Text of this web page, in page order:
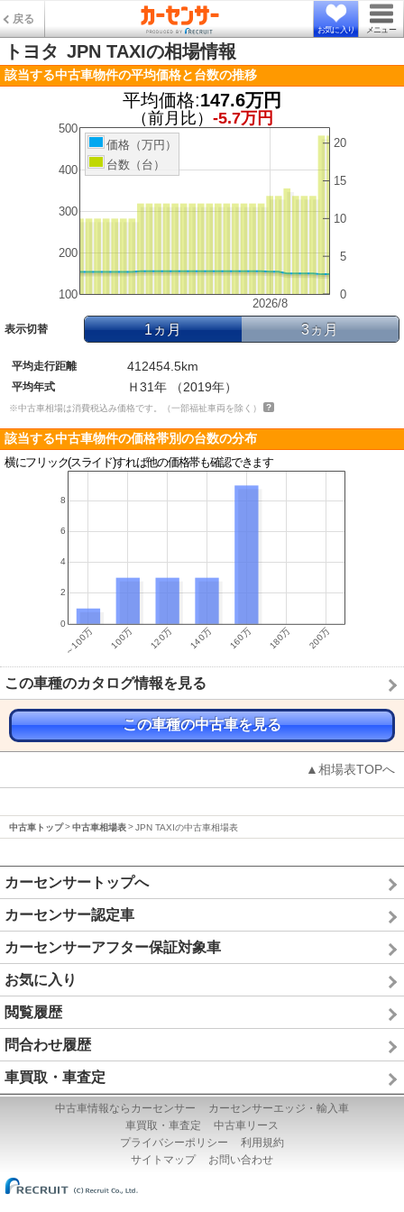
戻る
お気に入り メニュー
トヨタ JPN TAXIの相場情報
該当する中古車物件の平均価格と台数の推移
平均価格:147.6万円
（前月比） -5.7万円
2026/8
100
200
300
400
500
0
5
10
15
20
価格（万円）
台数（台）
表示切替 1ヵ月 3ヵ月
平均走行距離 412454.5km
平均年式 Ｈ31年 （2019年）
※中古車相場は消費税込み価格です。（一部福祉車両を除く）
該当する中古車物件の価格帯別の台数の分布
横にフリック(スライド)すれば他の価格帯も確認できます
この車種のカタログ情報を見る
この車種の中古車を見る
▲相場表TOPへ
中古車トップ 中古車相場表 JPN TAXIの中古車相場表
カーセンサートップへ
カーセンサー認定車
カーセンサーアフター保証対象車
お気に入り
閲覧履歴
問合わせ履歴
車買取・車査定
中古車情報ならカーセンサー
カーセンサーエッジ・輸入車
車買取・車査定
中古車リース
プライバシーポリシー
利用規約
サイトマップ
お問い合わせ